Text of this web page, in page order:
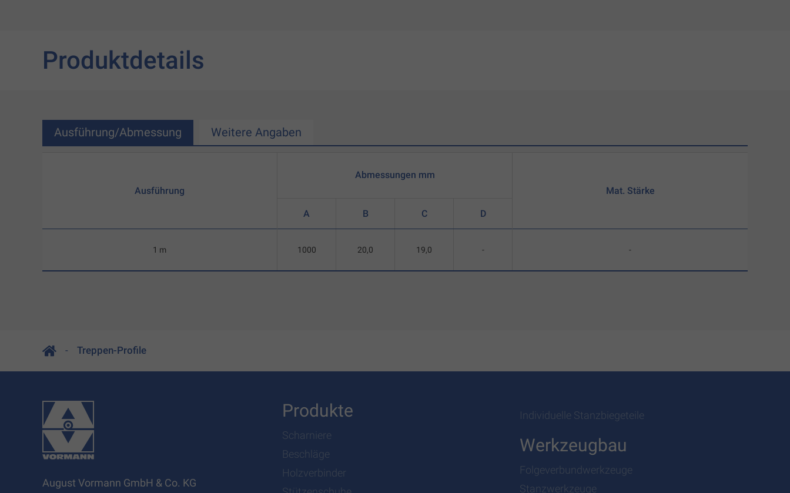
Produktdetails
Ausführung/Abmessung Weitere Angaben
Ausführung
1 m
Abmessungen mm
A B C D
1000 20,0 19,0 -
Mat. Stärke
-
Treppen-Profile
August Vormann GmbH & Co. KG
Produkte
Scharniere
Beschläge
Holzverbinder
Individuelle Stanzbiegeteile
Werkzeugbau
Folgeverbundwerkzeuge
Stanzwerkzeuge